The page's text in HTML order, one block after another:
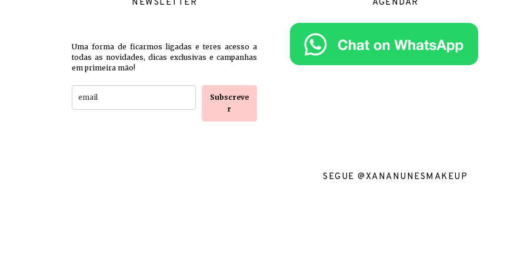
NEWSLETTER
Uma forma de ficarmos ligadas e teres acesso a
todas as novidades, dicas exclusivas e campanhas
em primeira mão!
Subscreve
r
AGENDAR
SEGUE @XANANUNESMAKEUP